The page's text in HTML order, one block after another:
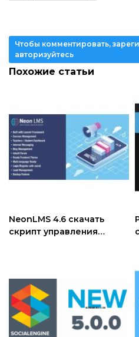
Чтобы комментировать,
авторизуйтесь
Похожие статьи
NeonLMS 4.6 скачать
скрипт управления